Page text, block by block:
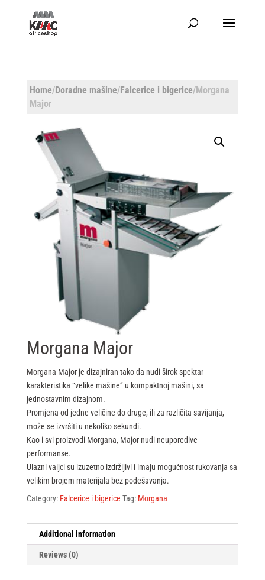
Home/Doradne mašine/Falcerice i bigerice/Morgana
Major
Morgana Major
Morgana Major je dizajniran tako da nudi širok spektar
karakteristika “velike mašine” u kompaktnoj mašini, sa
jednostavnim dizajnom.
Promjena od jedne veličine do druge, ili za različita savijanja,
može se izvršiti u nekoliko sekundi.
Kao i svi proizvodi Morgana, Major nudi neuporedive
performanse.
Ulazni valjci su izuzetno izdržljivi i imaju mogućnost rukovanja sa
velikim brojem materijala bez podešavanja.
Category: Falcerice i bigerice Tag: Morgana
Additional information
Reviews (0)